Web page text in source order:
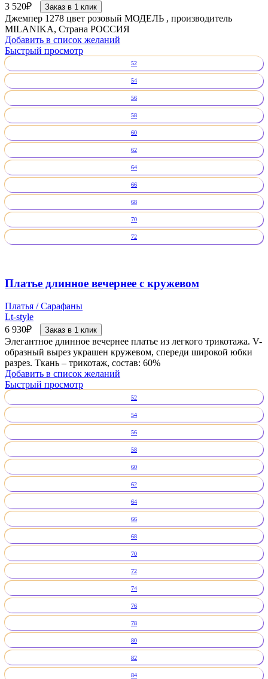
3 520₽ Заказ в 1 клик
Джемпер 1278 цвет розовый МОДЕЛЬ , производитель
MILANIKA, Страна РОССИЯ
Добавить в список желаний
Быстрый просмотр
52
54
56
58
60
62
64
66
68
70
72
Платье длинное вечернее с кружевом
Платья / Сарафаны
Lt-style
6 930₽ Заказ в 1 клик
Элегантное длинное вечернее платье из легкого трикотажа. V-
образный вырез украшен кружевом, спереди широкой юбки
разрез. Ткань – трикотаж, состав: 60%
Добавить в список желаний
Быстрый просмотр
52
54
56
58
60
62
64
66
68
70
72
74
76
78
80
82
84